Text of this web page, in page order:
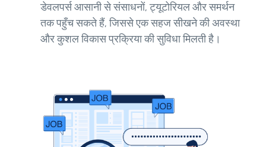
डेवलपर्स आसानी से संसाधनों, ट्यूटोरियल और समर्थन
तक पहुँच सकते हैं, जिससे एक सहज सीखने की अवस्था
और कुशल विकास प्रक्रिया की सुविधा मिलती है।